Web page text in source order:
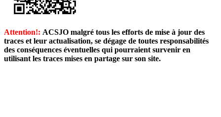
Attention!: ACSJO malgré tous les efforts de mise à jour des
traces et leur actualisation, se dégage de toutes responsabilités
des conséquences éventuelles qui pourraient survenir en
utilisant les traces mises en partage sur son site.